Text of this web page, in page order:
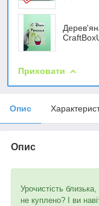
Приховати
Опис
Опис
Урочистість
не куплено? І ви